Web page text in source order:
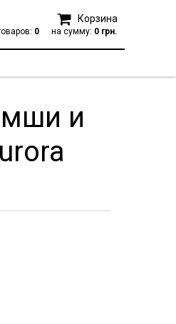
Корзина
0 на сумму: 0 грн.
и